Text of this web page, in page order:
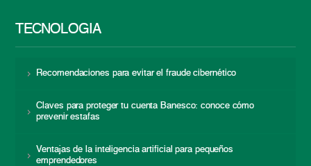
TECNOLOGÍA
Recomendaciones para evitar el fraude cibernético
Claves para proteger tu cuenta Banesco: conoce cómo
prevenir estafas
Ventajas de la inteligencia artificial para pequeños
emprendedores